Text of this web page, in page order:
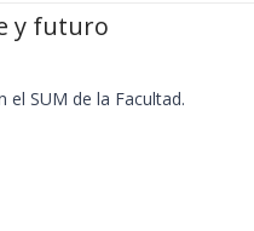
y futuro
el SUM de la Facultad.